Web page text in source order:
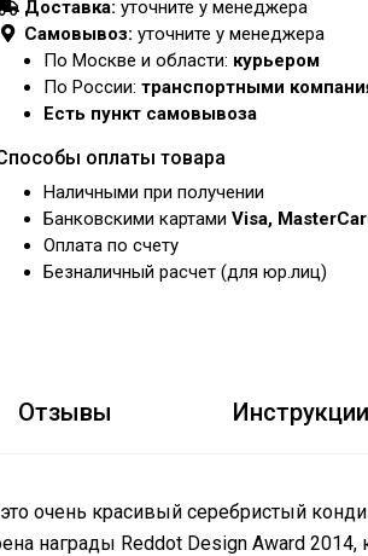
Доставка: уточните у менеджера
Самовывоз: уточните у менеджера
По Москве и области: курьером
По России: транспортными
Есть пункт самовывоза
оплаты товара
Наличными при получении
Банковскими картами Visa,
Оплата по счету
Безналичный расчет (для юр.лиц)
Отзывы Инструкции
очень красивый серебристый
награды Reddot Design Award